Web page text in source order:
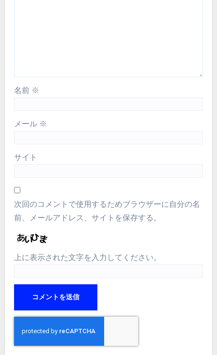
名前 ※
メール ※
サイト
次回のコメントで使用するためブラウザーに自分の名
前、メールアドレス、サイトを保存する。
上に表示された文字を入力してください。